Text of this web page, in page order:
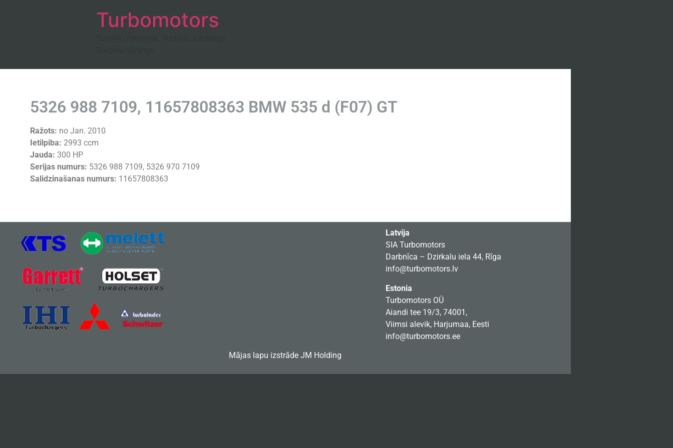
Turbomotors
5326 988 7109, 11657808363 BMW 535 d (F07) GT
Ražots: no Jan. 2010
Ietilpiba: 2993 ccm
Jauda: 300 HP
Serijas numurs: 5326 988 7109, 5326 970 7109
Salidzinašanas numurs: 11657808363
Mājas lapu izstrāde JM Holding
Latvija
SIA Turbomotors
Darbnīca – Dzirkalu iela 44, Rīga
info@turbomotors.lv
Estonia
Turbomotors OÜ
Aiandi tee 19/3, 74001,
Viimsi alevik, Harjumaa, Eesti
info@turbomotors.ee